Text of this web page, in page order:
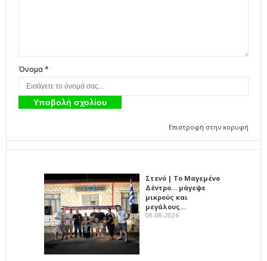
Όνομα *
Επιστροφή στην κορυφή
Στενό | Το Μαγεμένο
Δέντρο… μάγεψε
μικρούς και
μεγάλους…
08-08-2026